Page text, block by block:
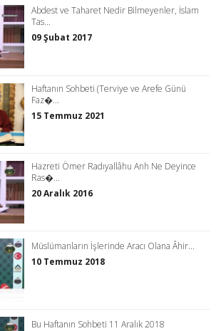
Abdest ve Taharet Nedir Bilmeyenler, İslam
Tas...
09 Şubat 2017
Haftanın Sohbeti (Terviye ve Arefe Günü
Faz�...
15 Temmuz 2021
Hazreti Ömer Radıyallâhu Anh Ne Deyince
Ras�...
20 Aralık 2016
Müslümanların İşlerinde Aracı Olana Âhir...
10 Temmuz 2018
Bu Haftanın Sohbeti 11 Aralık 2018